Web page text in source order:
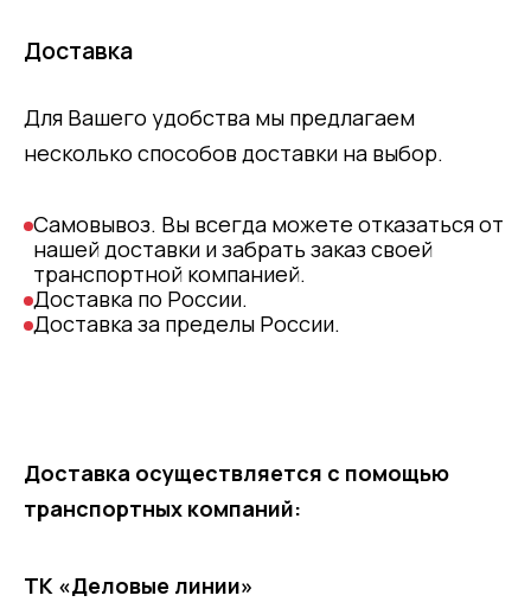
Доставка
Для Вашего удобства мы предлагаем
несколько способов доставки на выбор.
Самовывоз. Вы всегда можете отказаться от
нашей доставки и забрать заказ своей
транспортной компанией.
Доставка по России.
Доставка за пределы России.
Доставка осуществляется с помощью
транспортных компаний:
ТК «Деловые линии»